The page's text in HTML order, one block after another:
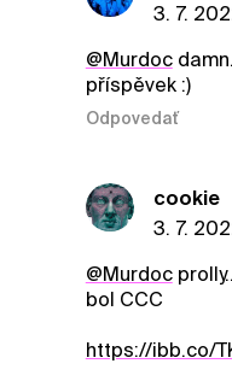
3. 7.
@Murdoc
příspěvek :)
Odpovedať
cookie
3. 7.
@Murdoc
bol CCC
https://ibb.co/